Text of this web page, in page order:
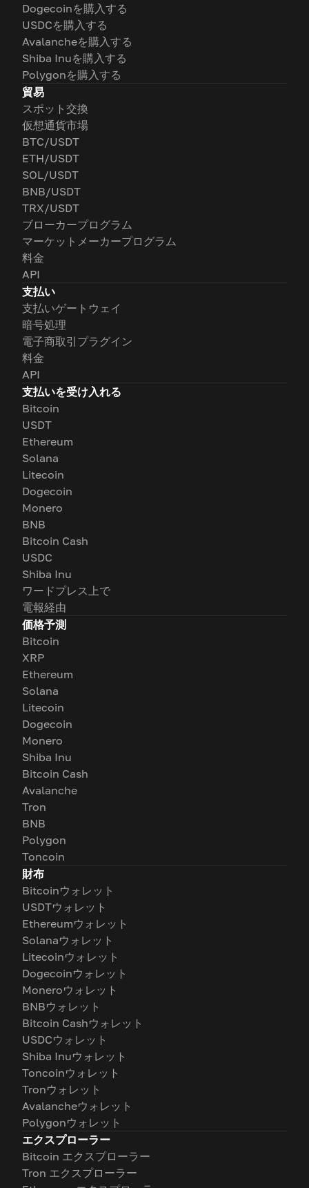
Dogecoinを購入する
USDCを購入する
Avalancheを購入する
Shiba Inuを購入する
Polygonを購入する
貿易
スポット交換
仮想通貨市場
BTC/USDT
ETH/USDT
SOL/USDT
BNB/USDT
TRX/USDT
ブローカープログラム
マーケットメーカープログラム
料金
API
支払い
支払いゲートウェイ
暗号処理
電子商取引プラグイン
料金
API
支払いを受け入れる
Bitcoin
USDT
Ethereum
Solana
Litecoin
Dogecoin
Monero
BNB
Bitcoin Cash
USDC
Shiba Inu
ワードプレス上で
電報経由
価格予測
Bitcoin
XRP
Ethereum
Solana
Litecoin
Dogecoin
Monero
Shiba Inu
Bitcoin Cash
Avalanche
Tron
BNB
Polygon
Toncoin
財布
Bitcoinウォレット
USDTウォレット
Ethereumウォレット
Solanaウォレット
Litecoinウォレット
Dogecoinウォレット
Moneroウォレット
BNBウォレット
Bitcoin Cashウォレット
USDCウォレット
Shiba Inuウォレット
Toncoinウォレット
Tronウォレット
Avalancheウォレット
Polygonウォレット
エクスプローラー
Bitcoin エクスプローラー
Tron エクスプローラー